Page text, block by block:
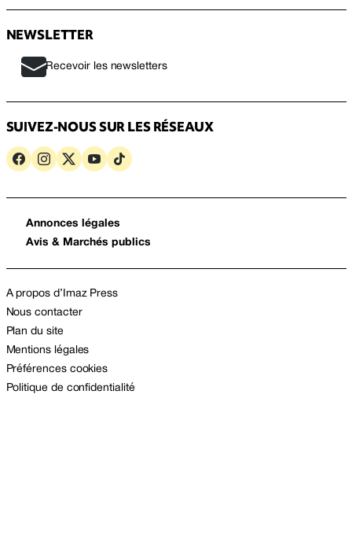
NEWSLETTER
Recevoir les newsletters
SUIVEZ-NOUS SUR LES RÉSEAUX
Annonces légales
Avis & Marchés publics
A propos d’Imaz Press
Nous contacter
Plan du site
Mentions légales
Préférences cookies
Politique de confidentialité